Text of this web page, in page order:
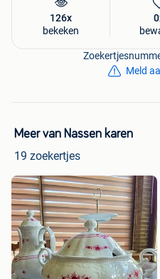
126x
bekeken
Meld
Meer van Nassen karen
19 zoekertjes